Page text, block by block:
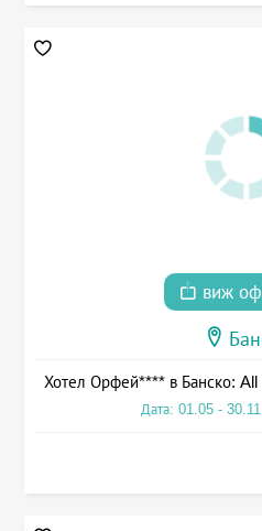
виж
Хотел Орфей**** в Банско:
Дата: 01.05 -